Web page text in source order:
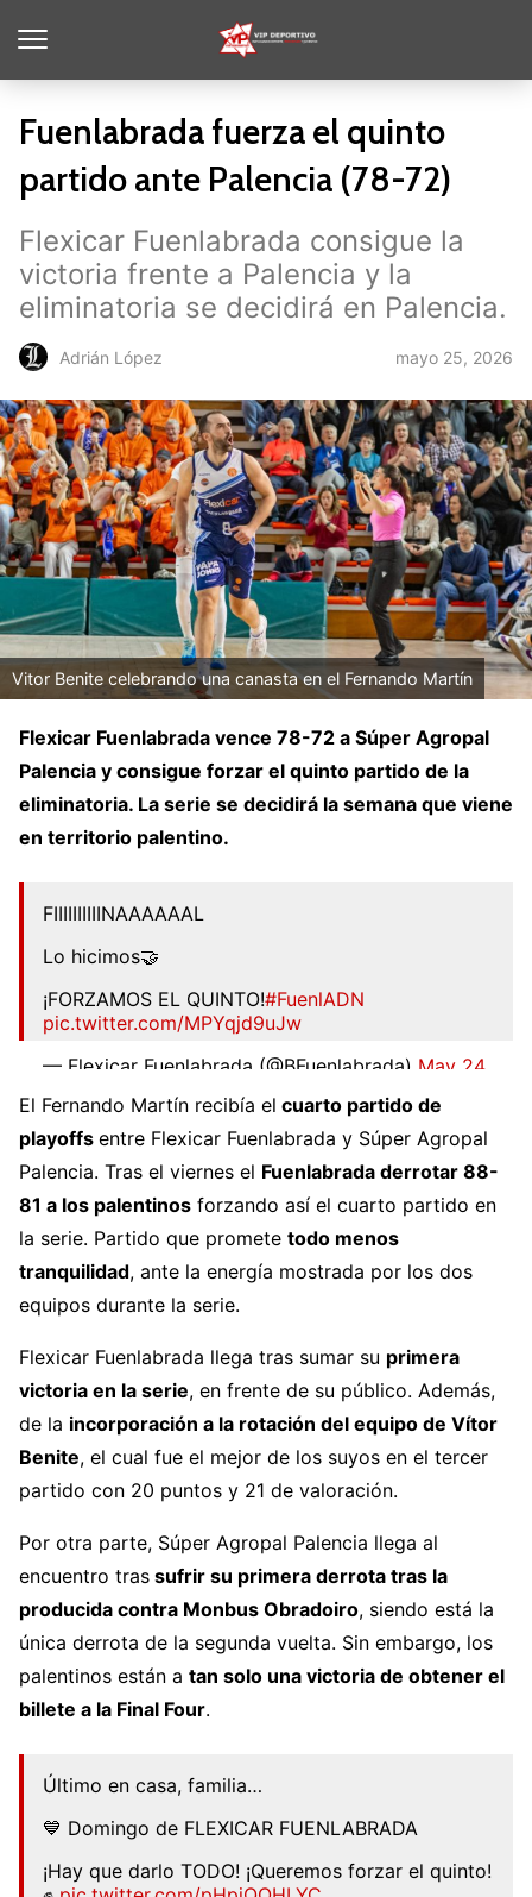
Fuenlabrada fuerza el quinto
partido ante Palencia (78-72)
Flexicar Fuenlabrada consigue la
victoria frente a Palencia y la
eliminatoria se decidirá en Palencia.
Adrián López mayo 25, 2026
Vitor Benite celebrando una canasta en el Fernando Martín
Flexicar Fuenlabrada vence 78-72 a Súper Agropal
Palencia y consigue forzar el quinto partido de la
eliminatoria. La serie se decidirá la semana que viene
en territorio palentino.
FIIIIIIIIIINAAAAAAL
Lo hicimos🤝
¡FORZAMOS EL QUINTO!#FuenlADN
pic.twitter.com/MPYqjd9uJw
— Flexicar Fuenlabrada (@BFuenlabrada) May 24,
El Fernando Martín recibía el cuarto partido de
playoffs entre Flexicar Fuenlabrada y Súper Agropal
Palencia. Tras el viernes el Fuenlabrada derrotar 88-
81 a los palentinos forzando así el cuarto partido en
la serie. Partido que promete todo menos
tranquilidad, ante la energía mostrada por los dos
equipos durante la serie.
Flexicar Fuenlabrada llega tras sumar su primera
victoria en la serie, en frente de su público. Además,
de la incorporación a la rotación del equipo de Vítor
Benite, el cual fue el mejor de los suyos en el tercer
partido con 20 puntos y 21 de valoración.
Por otra parte, Súper Agropal Palencia llega al
encuentro tras sufrir su primera derrota tras la
producida contra Monbus Obradoiro, siendo está la
única derrota de la segunda vuelta. Sin embargo, los
palentinos están a tan solo una victoria de obtener el
billete a la Final Four.
Último en casa, familia…
💙 Domingo de FLEXICAR FUENLABRADA
¡Hay que darlo TODO! ¡Queremos forzar el quinto!